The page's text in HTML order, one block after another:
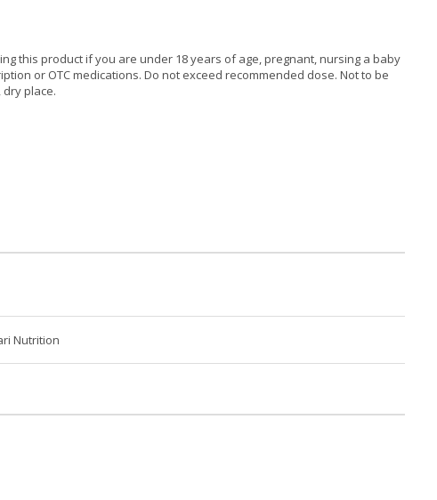
this product if you are under 18 years of age, pregnant, nursing a baby
or OTC medications. Do not exceed recommended dose. Not to be
place.
Nutrition